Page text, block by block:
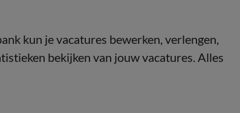
kun je vacatures bewerken, verlengen,
bekijken van jouw vacatures. Alles